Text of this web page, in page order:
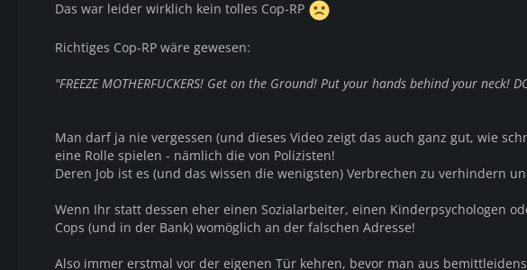
Das war leider wirklich kein tolles Cop-RP
Richtiges Cop-RP wäre gewesen:
"FREEZE MOTHERFUCKERS! Get on the Ground! Put your hands behind your neck!
Man darf ja nie vergessen (und dieses Video zeigt das auch ganz gut, wie
eine Rolle spielen - nämlich die von Polizisten!
Deren Job ist es (und das wissen die wenigsten) Verbrechen zu verhindern
Wenn Ihr statt dessen eher einen Sozialarbeiter, einen Kinderpsychologen
Cops (und in der Bank) womöglich an der falschen Adresse!
Also immer erstmal vor der eigenen Tür kehren, bevor man aus